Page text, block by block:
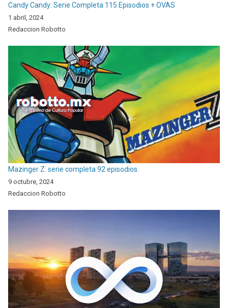
Candy Candy: Serie Completa 115 Episodios + OVAS
1 abril, 2024
Redaccion Robotto
Mazinger Z: serie completa 92 episodios.
9 octubre, 2024
Redaccion Robotto